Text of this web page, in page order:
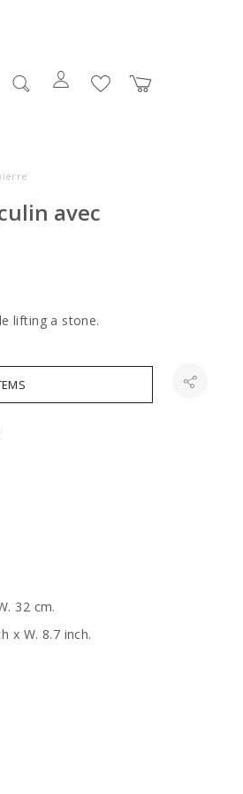
avec
lifting a stone.
32 cm.
x W. 8.7 inch.